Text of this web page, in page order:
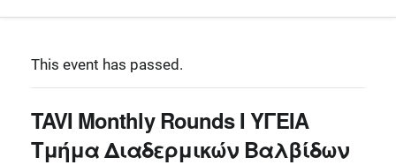
This event has passed.
TAVI Μonthly Rounds I ΥΓΕΙΑ
Τμήμα Διαδερμικών Βαλβίδων